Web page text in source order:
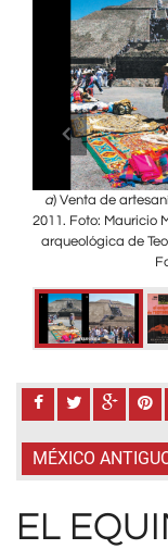
a) Venta de
2011. Foto: Mauricio
arqueológica de
MÉXICO
EL